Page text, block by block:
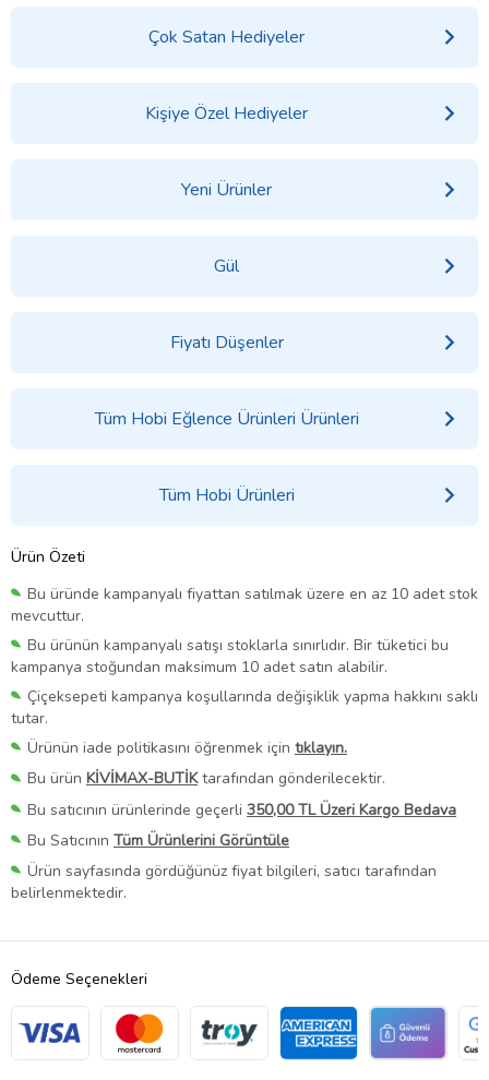
Çok Satan Hediyeler
Kişiye Özel Hediyeler
Yeni Ürünler
Gül
Fiyatı Düşenler
Tüm Hobi Eğlence Ürünleri Ürünleri
Tüm Hobi Ürünleri
Ürün Özeti
Bu üründe kampanyalı fiyattan satılmak üzere en az 10 adet stok
mevcuttur.
Bu ürünün kampanyalı satışı stoklarla sınırlıdır. Bir tüketici bu
kampanya stoğundan maksimum 10 adet satın alabilir.
Çiçeksepeti kampanya koşullarında değişiklik yapma hakkını saklı
tutar.
Ürünün iade politikasını öğrenmek için tıklayın.
Bu ürün KİVİMAX-BUTİKtarafından gönderilecektir.
Bu satıcının ürünlerinde geçerli 350,00 TL Üzeri Kargo Bedava
Bu Satıcının Tüm Ürünlerini Görüntüle
Ürün sayfasında gördüğünüz fiyat bilgileri, satıcı tarafından
belirlenmektedir.
Ödeme Seçenekleri